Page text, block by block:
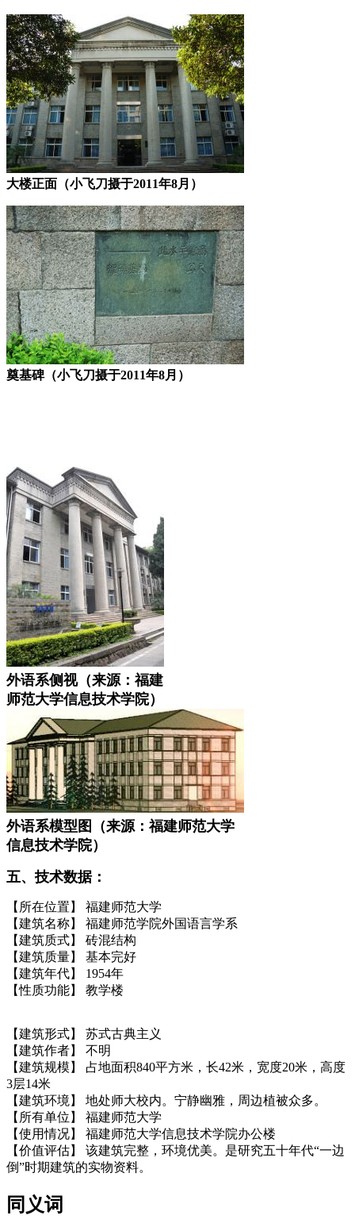
大楼正面（小飞刀摄于2011年8月）
奠基碑（小飞刀摄于2011年8月）
外语系侧视（来源：福建
师范大学信息技术学院）
外语系模型图（来源：福建师范大学
信息技术学院）
五、技术数据：
【所在位置】 福建师范大学
【建筑名称】 福建师范学院外国语言学系
【建筑质式】 砖混结构
【建筑质量】 基本完好
【建筑年代】 1954年
【性质功能】 教学楼
【建筑形式】 苏式古典主义
【建筑作者】 不明
【建筑规模】 占地面积840平方米，长42米，宽度20米，高度
3层14米
【建筑环境】 地处师大校内。宁静幽雅，周边植被众多。
【所有单位】 福建师范大学
【使用情况】 福建师范大学信息技术学院办公楼
【价值评估】 该建筑完整，环境优美。是研究五十年代“一边
倒”时期建筑的实物资料。
同义词